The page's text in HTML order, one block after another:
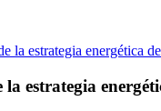
la estrategia energética
la estrategia